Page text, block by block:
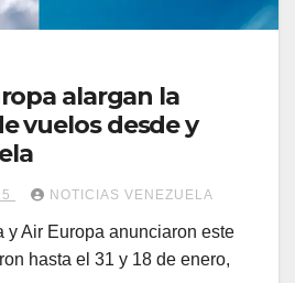
alargan la
vuelos desde y
NOTICIAS VENEZUELA
y Air Europa anunciaron este
hasta el 31 y 18 de enero,